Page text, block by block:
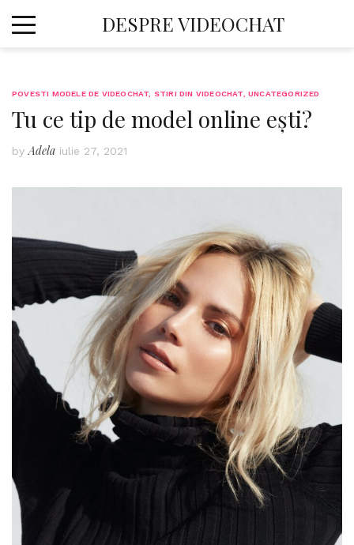
DESPRE VIDEOCHAT
POVESTI MODELE DE VIDEOCHAT STIRI DIN VIDEOCHAT ,UNCATEGORIZED
Tu ce tip de model online ești?
by Adela iulie 27, 2021